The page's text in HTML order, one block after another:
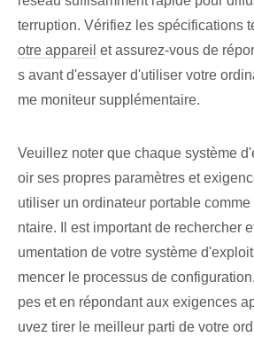
terruption. Vérifiez les spécifications
otre appareil et assurez-vous de
s avant d'essayer d'utiliser votre
me moniteur supplémentaire.
Veuillez noter que chaque système
oir ses propres paramètres et
utiliser un ordinateur portable
ntaire. Il est important de rechercher
umentation de votre système
mencer le processus de
pes et en répondant aux exigences
uvez tirer le meilleur parti de votre